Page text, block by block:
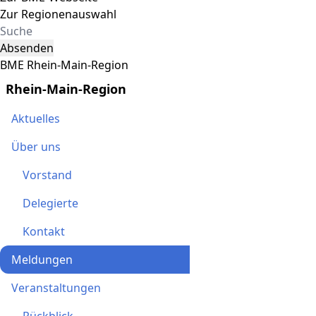
Zur Regionenauswahl
Absenden
BME Rhein-Main-Region
Rhein-Main-Region
Aktuelles
Über uns
Vorstand
Delegierte
Kontakt
Meldungen
Veranstaltungen